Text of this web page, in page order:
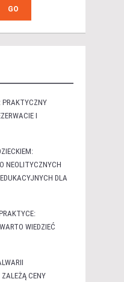
PRAKTYCZNY
I
NEOLITYCZNYCH
DLA
WIEDZIEĆ
ZALEŻĄ CENY